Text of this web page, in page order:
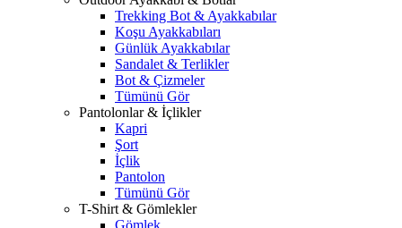
Trekking Bot & Ayakkabılar
Koşu Ayakkabıları
Günlük Ayakkabılar
Sandalet & Terlikler
Bot & Çizmeler
Tümünü Gör
Pantolonlar & İçlikler
Kapri
Şort
İçlik
Pantolon
Tümünü Gör
T-Shirt & Gömlekler
Gömlek